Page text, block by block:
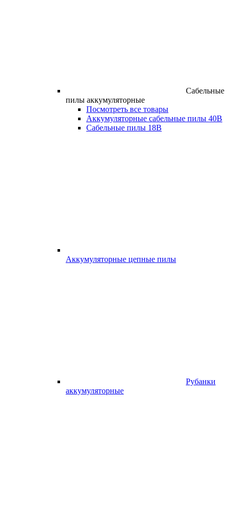
Сабельные
пилы аккумуляторные
Посмотреть все товары
Аккумуляторные сабельные пилы 40В
Сабельные пилы 18В
Аккумуляторные цепные пилы
Рубанки
аккумуляторные